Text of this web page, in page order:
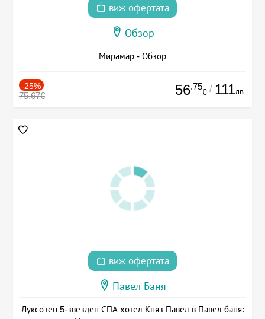
виж офертата
Обзор
Мирамар - Обзор
-25%
75.67€ 56.75
€ / 111лв.
виж офертата
Павел Баня
Луксозен 5-звезден СПА хотел Княз Павел в Павел баня: